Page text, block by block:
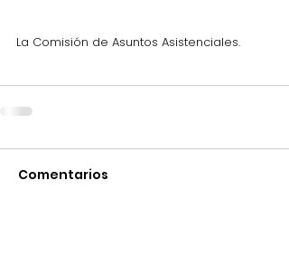
La Comisión de Asuntos Asistenciales.
Comentarios